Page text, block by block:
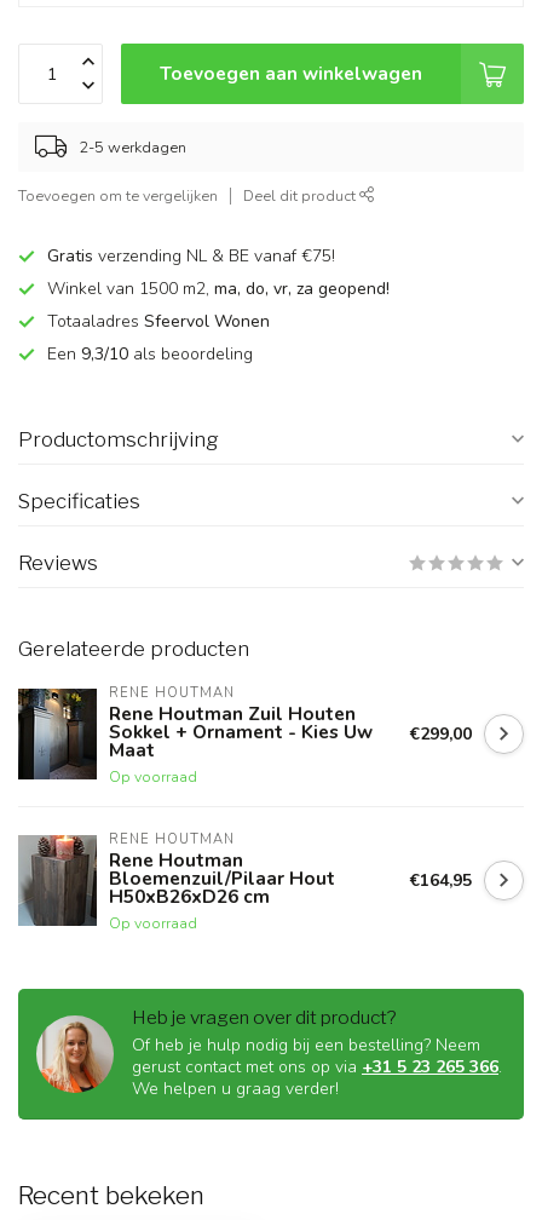
Toevoegen aan winkelwagen
2-5 werkdagen
Toevoegen om te vergelijken Deel dit product
Gratis verzending NL & BE vanaf €75!
Winkel van 1500 m2, ma, do, vr, za geopend!
Totaaladres Sfeervol Wonen
Een 9,3/10 als beoordeling
Productomschrijving
Specificaties
Reviews
Gerelateerde producten
RENE HOUTMAN
Rene Houtman Zuil Houten
Sokkel + Ornament - Kies Uw
Maat
Op voorraad
€299,00
RENE HOUTMAN
Rene Houtman
Bloemenzuil/Pilaar Hout
H50xB26xD26 cm
Op voorraad
€164,95
Heb je vragen over dit product?
Of heb je hulp nodig bij een bestelling? Neem
gerust contact met ons op via +31 5 23 265 366.
We helpen u graag verder!
Recent bekeken